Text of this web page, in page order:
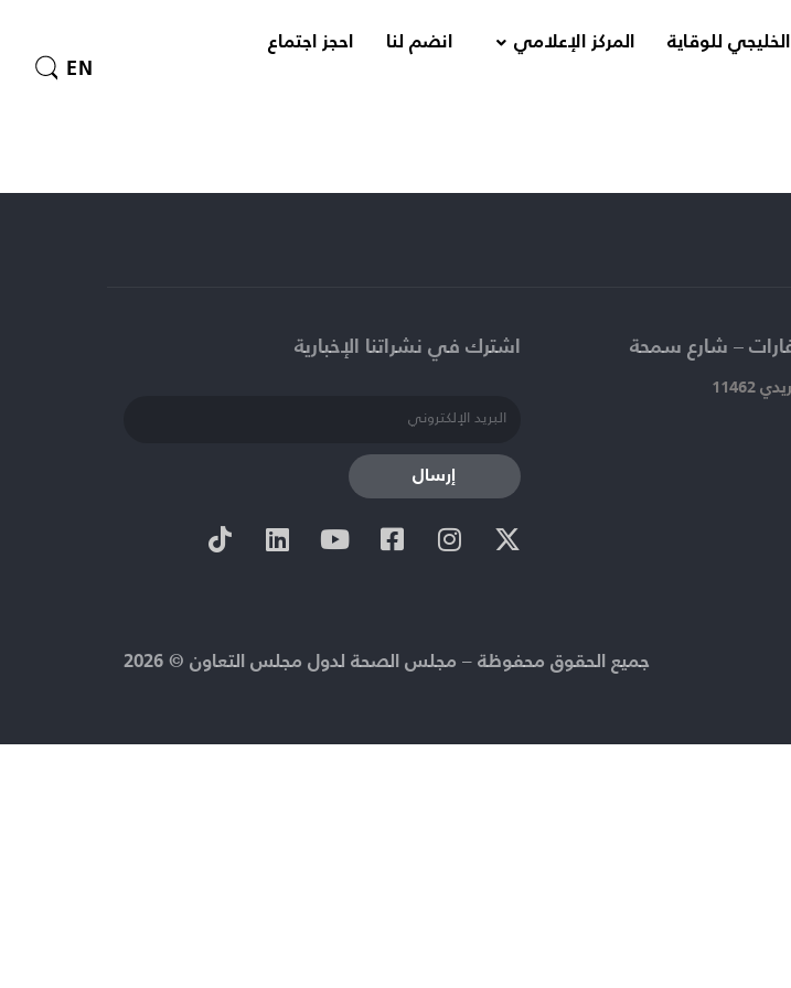
EN
احجز اجتماع انضم لنا المركز الإعلامي الخليجي للوقاية
اشترك في نشراتنا الإخبارية​
إرسال
– شارع سمحة​
جميع الحقوق محفوظة – مجلس الصحة لدول مجلس التعاون © 2026